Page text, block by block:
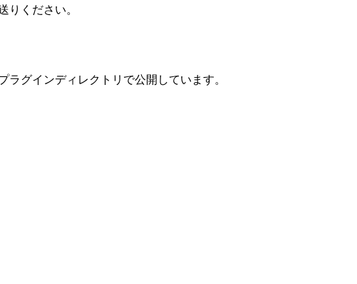
りください。
グインディレクトリで公開しています。